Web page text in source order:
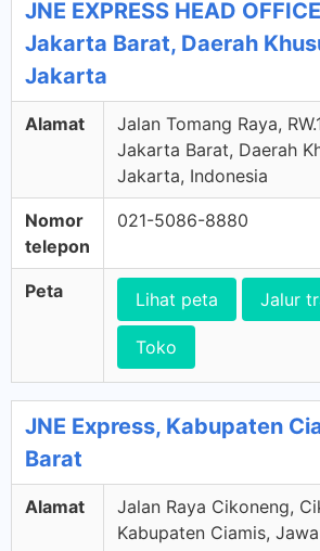
JNE EXPRESS HEAD
Jakarta Barat, Daerah
Jakarta
Alamat
Jalan Tomang Raya,
Jakarta Barat, Daerah
Jakarta, Indonesia
Nomor
telepon
021-5086-8880
Peta Lihat peta Jalur
Toko
JNE Express, Kabupaten
Barat
Alamat
Jalan Raya Cikoneng,
Kabupaten Ciamis,